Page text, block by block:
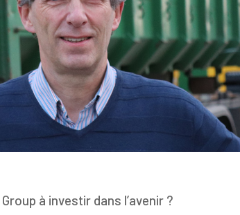
à investir dans l’avenir ?